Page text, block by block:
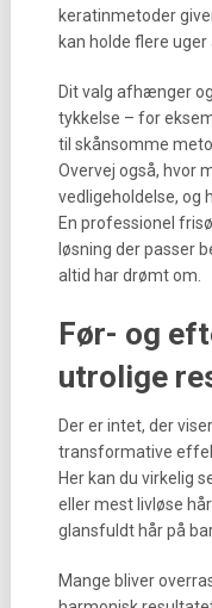
keratinmetoder
kan holde flere uger
Dit valg afhænger
tykkelse – for
til skånsomme
Overvej også, hvor
vedligeholdelse, og
En professionel
løsning der passer
altid har drømt om.
Før- og
utrolige
Der er intet, der
transformative
Her kan du virkelig
eller mest livløse
glansfuldt hår på
Mange bliver